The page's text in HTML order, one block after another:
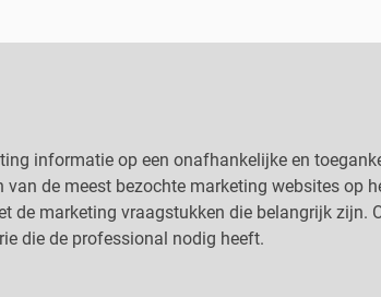
informatie op een onafhankelijke en
de meest bezochte marketing websites op
de marketing vraagstukken die belangrijk
die de professional nodig heeft.